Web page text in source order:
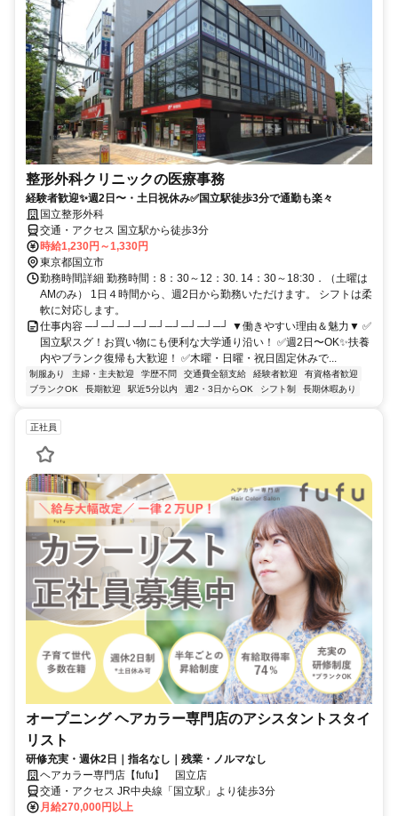
整形外科クリニックの医療事務
経験者歓迎✨週2日〜・土日祝休み✅国立駅徒歩3分で通勤も楽々
国立整形外科
交通・アクセス 国立駅から徒歩3分
時給1,230円～1,330円
東京都国立市
勤務時間詳細 勤務時間：8：30～12：30. 14：30～18:30．（土曜は
AMのみ） 1日４時間から、週2日から勤務いただけます。 シフトは柔
軟に対応します。
仕事内容 ─┘─┘─┘─┘─┘─┘─┘─┘─┘ ▼働きやすい理由＆魅力▼ ✅
国立駅スグ！お買い物にも便利な大学通り沿い！ ✅週2日〜OK✨扶養
内やブランク復帰も大歓迎！ ✅木曜・日曜・祝日固定休みで...
制服あり 主婦・主夫歓迎 学歴不問 交通費全額支給 経験者歓迎
有資格者歓迎
ブランクOK
長期歓迎 駅近5分以内 週2・3日からOK シフト制 長期休暇あり
正社員
オープニング ヘアカラー専門店のアシスタントスタイ
リスト
研修充実・週休2日｜指名なし｜残業・ノルマなし
ヘアカラー専門店【fufu】 国立店
交通・アクセス JR中央線「国立駅」より徒歩3分
月給270,000円以上